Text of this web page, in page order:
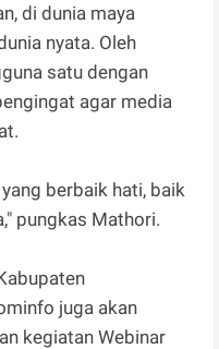
di dunia maya
nyata. Oleh
satu dengan
agar media
berbaik hati, baik
pungkas Mathori.
juga akan
kegiatan Webinar